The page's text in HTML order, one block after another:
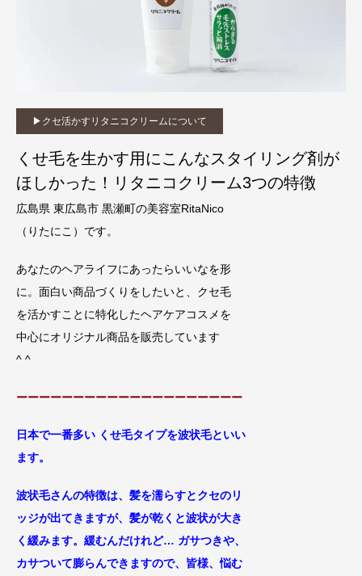
▶︎クセ活かすリタニコクリームについて
くせ毛を生かす用にこんなスタイリング剤が
ほしかった！リタニコクリーム3つの特徴
広島県 東広島市 黒瀬町の美容室RitaNico
（りたにこ）です。
あなたのヘアライフにあったらいいなを形
に。面白い商品づくりをしたいと、クセ毛
を活かすことに特化したヘアケアコスメを
中心にオリジナル商品を販売しています
^ ^
ーーーーーーーーーーーーーーーーーーーー
日本で一番多い くせ毛タイプを波状毛といい
ます。
波状毛さんの特徴は、髪を濡らすとクセのリ
ッジが出てきますが、髪が乾くと波状が大き
く 緩みます。緩むんだけれど… ガサつきや、
カサついて膨らんできますので、皆様、悩む